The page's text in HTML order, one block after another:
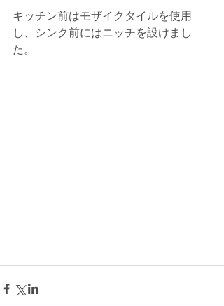
キッチン前はモザイクタイルを使用
し、シンク前にはニッチを設けまし
た。